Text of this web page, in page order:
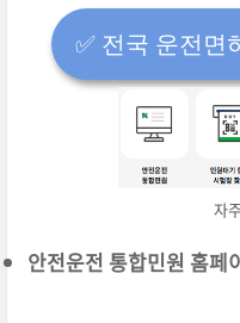
✅️ 전국 운전면
자
안전운전 통합민원 홈페